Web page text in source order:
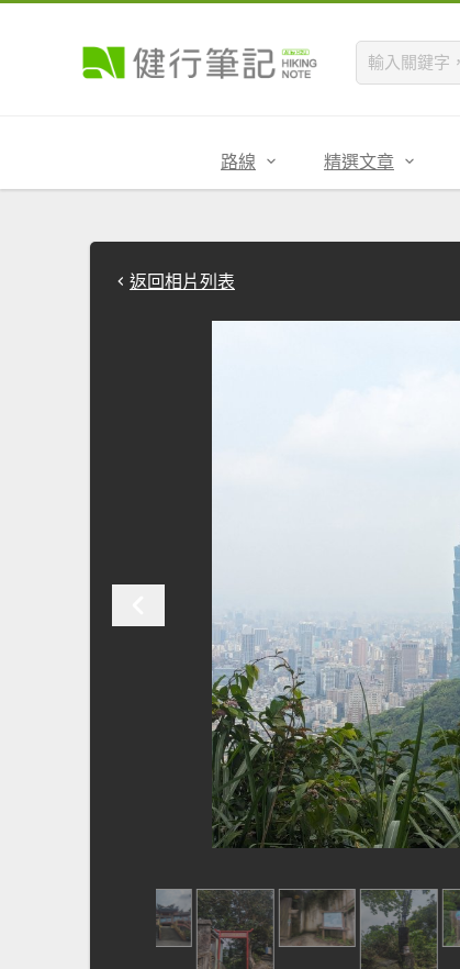
路線 精選文章
返回相片列表